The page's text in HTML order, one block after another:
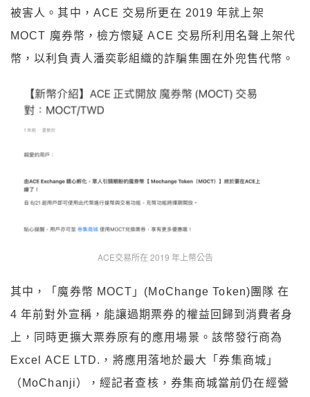
被害人。其中，ACE 交易所更在 2019 年就上架
MOCT 魔券幣，檢方懷疑 ACE 交易所利用名聲上架代
幣，以利負責人潘奕彰組織的詐騙集團在外兜售代幣。
ACE交易所在 2019 年上幣公告
其中，「魔券幣 MOCT」(MoChange Token)團隊 在
4 年前對外宣稱，能讓過期票券的權益回歸到消費者身
上，同時更擴大票券原有的應用場景。該幣發行商為
Excel ACE LTD.，將應用落地於最大「券集商城」
（MoChanji），經記者查核，券集商城當前仍在經營